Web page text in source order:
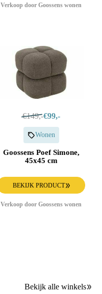
Verkoop door Goossens wonen
€149,-€99,-
Wonen
Goossens Poef Simone,
45x45 cm
BEKIJK PRODUCT
Verkoop door Goossens wonen
Bekijk alle winkels